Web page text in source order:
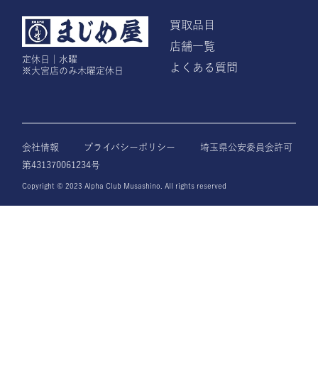
定休日｜水曜
※大宮店のみ木曜定休日
買取品目
店舗一覧
よくある質問
会社情報 プライバシーポリシー
埼玉県公安委員会許可
第431370061234号
Copyright © 2023 Alpha Club Musashino. All rights reserved